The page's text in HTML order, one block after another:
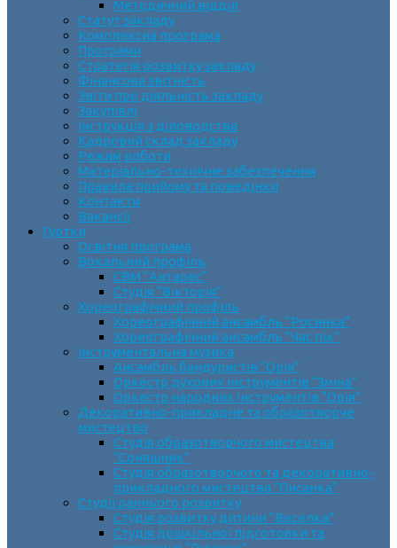
Методичний відділ
Статут закладу
Комплексна програма
Програми
Стратегія розвитку закладу
Фінансова звітність
Звіти про діяльність закладу
Закупівлі
Інструкція з діловодства
Кадровий склад закладу
Режим роботи
Матеріально-технічне забезпечення
Правила прийому та поведінки
Контакти
Вакансії
Гуртки
Освітня програма
Вокальний профіль
СВМ “Антарес”
Студія “Вікторія”
Хореографічний профіль
Хореографічний ансамбль “Росинка”
Хореографічний ансамбль “Час пік”
Інструментальна музика
Ансамбль бандуристів “Орія”
Оркестр духових інструментів “Зміна”
Оркестр народних інструментів “Орія”
Декоративно-прикладне та образотворче
мистецтво
Cтудія образотворчого мистецтва
“Соняшник”
Студія образотворчого та декоративно-
прикладного мистецтва “Писанка”
Студії раннього розвитку
Студія розвитку дитини “Веселка”
Студія дошкільної підготовки та